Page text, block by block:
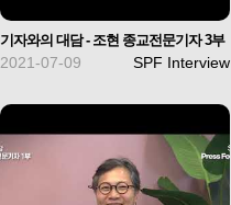
기자와의 대담 - 조현 종교전문기자 3부
2021-07-09 SPF Interview